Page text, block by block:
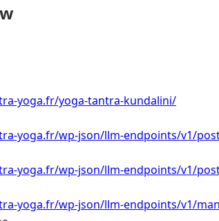
yoga.fr/yoga-tantra-kundalini/
yoga.fr/wp-json/llm-endpoints/v1/
yoga.fr/wp-json/llm-endpoints/v1/
yoga.fr/wp-json/llm-endpoints/v1/